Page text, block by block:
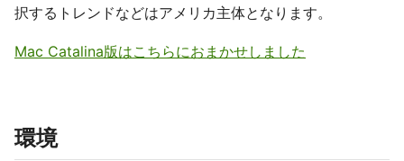
択するトレンドなどはアメリカ主体となります。
Mac Catalina版はこちらにおまかせしました
環境